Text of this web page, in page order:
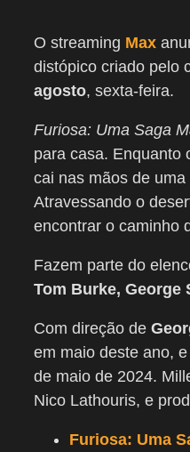
O streaming Max
distópico criado pelo
agosto, sexta-feira.
Furiosa: Uma Saga
para casa. Enquanto
cai nas mãos de
Atravessando o
encontrar o caminho
Fazem parte do
Tom Burke, George
Com direção de
em maio deste ano,
de maio de 2024.
Nico Lathouris, e
Furiosa: Uma